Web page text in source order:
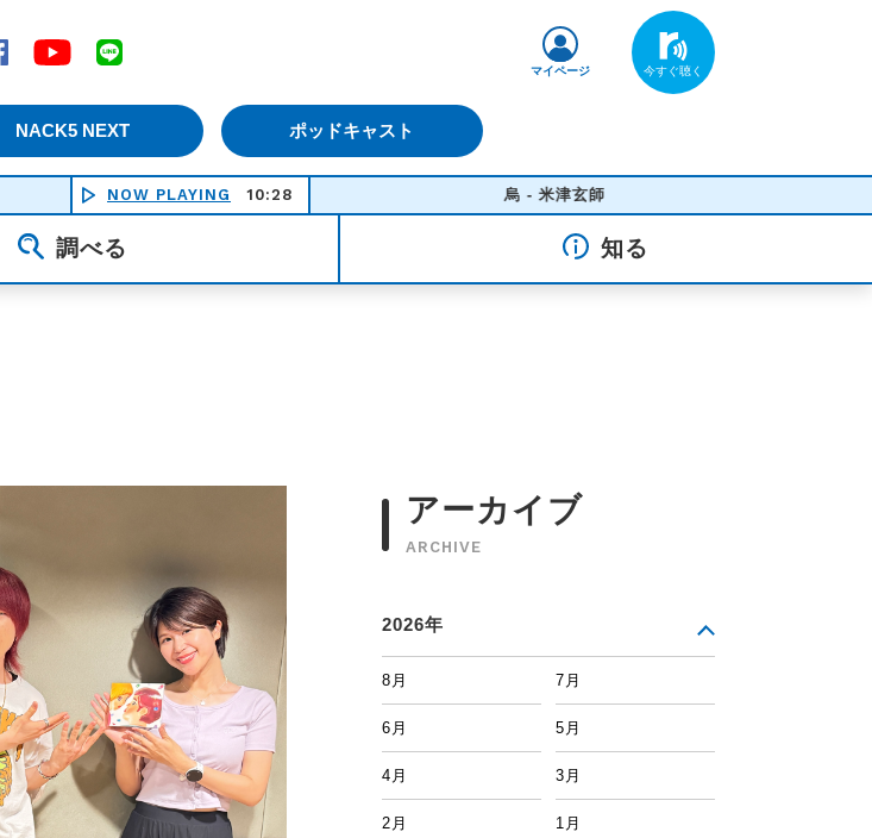
Facebook YouTube
NACK5 NEXT ポッドキャスト
マイページ
NOW PLAYING 10:28 烏 - 米津玄師
調べる 知る
アーカイブ
ARCHIVE
2026年
8月 7月
6月 5月
4月 3月
2月 1月